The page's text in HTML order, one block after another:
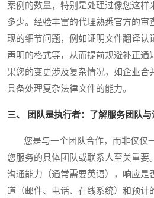
案例的数量，特别是处理过像您这样
多少。经验丰富的代理熟悉官方的审
现的细节问题，例如证明文件翻译认
声明的格式等，从而提前规避补正通
果您的变更涉及复杂情况，如企业合
具备处理复杂法律文件的能力。
三、 团队是执行者：了解服务团队与
您是与一个团队合作，而非仅仅
您服务的具体团队或联系人至关重要
沟通能力（通常需要英语），响应是
道（邮件、电话、在线系统）和预计